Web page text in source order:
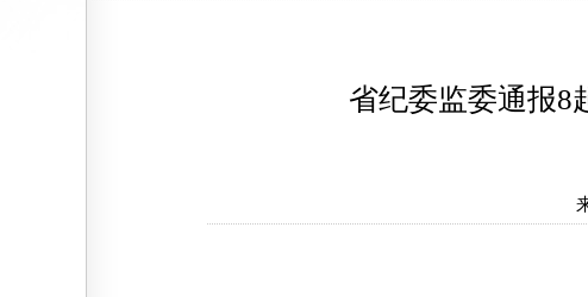
省纪委监委通报8